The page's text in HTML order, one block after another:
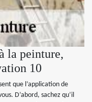
la peinture,
10
que l’application de
D’abord, sachez qu’il